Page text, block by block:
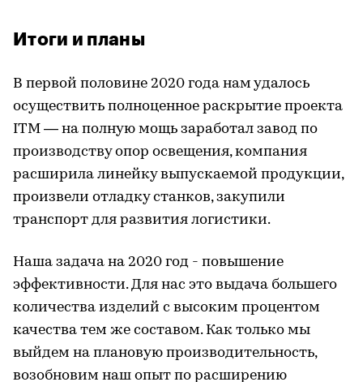
Итоги и планы
В первой половине 2020 года нам удалось
осуществить полноценное раскрытие проекта
ITM — на полную мощь заработал завод по
производству опор освещения, компания
расширила линейку выпускаемой продукции,
произвели отладку станков, закупили
транспорт для развития логистики.
Наша задача на 2020 год - повышение
эффективности. Для нас это выдача большего
количества изделий с высоким процентом
качества тем же составом. Как только мы
выйдем на плановую производительность,
возобновим наш опыт по расширению